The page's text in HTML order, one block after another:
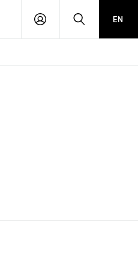
PŘIHLÁSIT HLEDATEN